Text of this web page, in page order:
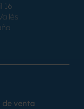
16
de venta